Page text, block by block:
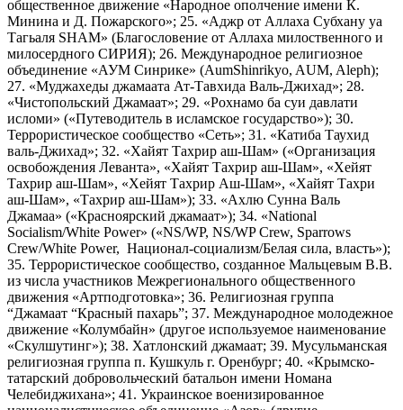
общественное движение «Народное ополчение имени К.
Минина и Д. Пожарского»; 25. «Аджр от Аллаха Субхану уа
Тагьаля SHAM» (Благословение от Аллаха милоственного и
милосердного СИРИЯ); 26. Международное религиозное
объединение «АУМ Синрике» (AumShinrikyo, AUM, Aleph);
27. «Муджахеды джамаата Ат-Тавхида Валь-Джихад»; 28.
«Чистопольский Джамаат»; 29. «Рохнамо ба суи давлати
исломи» («Путеводитель в исламское государство»); 30.
Террористическое сообщество «Сеть»; 31. «Катиба Таухид
валь-Джихад»; 32. «Хайят Тахрир аш-Шам» («Организация
освобождения Леванта», «Хайят Тахрир аш-Шам», «Хейят
Тахрир аш-Шам», «Хейят Тахрир Аш-Шам», «Хайят Тахри
аш-Шам», «Тахрир аш-Шам»); 33. «Ахлю Сунна Валь
Джамаа» («Красноярский джамаат»); 34. «National
Socialism/White Power» («NS/WP, NS/WP Crew, Sparrows
Crew/White Power, Национал-социализм/Белая сила, власть»);
35. Террористическое сообщество, созданное Мальцевым В.В.
из числа участников Межрегионального общественного
движения «Артподготовка»; 36. Религиозная группа
“Джамаат “Красный пахарь”; 37. Международное молодежное
движение «Колумбайн» (другое используемое наименование
«Скулшутинг»); 38. Хатлонский джамаат; 39. Мусульманская
религиозная группа п. Кушкуль г. Оренбург; 40. «Крымско-
татарский добровольческий батальон имени Номана
Челебиджихана»; 41. Украинское военизированное